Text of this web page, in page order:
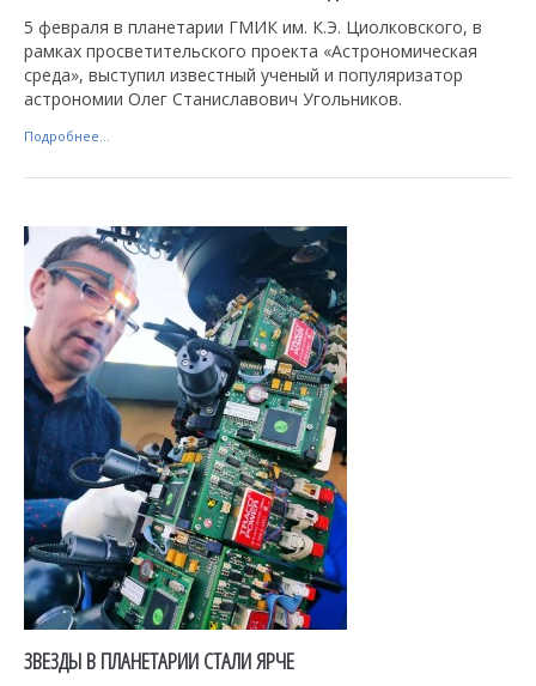
5 февраля в планетарии ГМИК им. К.Э. Циолковского, в
рамках просветительского проекта «Астрономическая
среда», выступил известный ученый и популяризатор
астрономии Олег Станиславович Угольников.
Подробнее...
ЗВЕЗДЫ В ПЛАНЕТАРИИ СТАЛИ ЯРЧЕ